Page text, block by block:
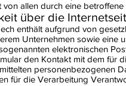
allen durch eine
über die
enthält aufgrund von
Unternehmen sowie eine
elektronischen
den Kontakt mit dem für
personenbezogenen
für die Verarbeitung